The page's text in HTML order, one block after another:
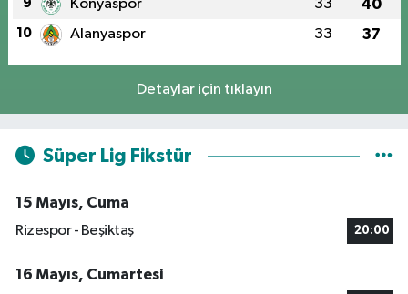
9 Konyaspor 33 40
10 Alanyaspor 33 37
Detaylar için tıklayın
Süper Lig Fikstür
15 Mayıs, Cuma
Rizespor - Beşiktaş
20:00
16 Mayıs, Cumartesi